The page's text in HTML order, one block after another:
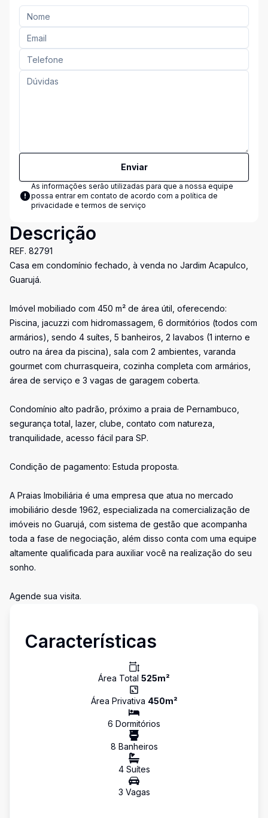
Enviar
As informações serão utilizadas para que a nossa equipe
possa entrar em contato de acordo com a política de
privacidade e termos de serviço
Descrição
REF. 82791
Casa em condomínio fechado, à venda no Jardim Acapulco,
Guarujá.
Imóvel mobiliado com 450 m² de área útil, oferecendo:
Piscina, jacuzzi com hidromassagem, 6 dormitórios (todos com
armários), sendo 4 suítes, 5 banheiros, 2 lavabos (1 interno e
outro na área da piscina), sala com 2 ambientes, varanda
gourmet com churrasqueira, cozinha completa com armários,
área de serviço e 3 vagas de garagem coberta.
Condomínio alto padrão, próximo a praia de Pernambuco,
segurança total, lazer, clube, contato com natureza,
tranquilidade, acesso fácil para SP.
Condição de pagamento: Estuda proposta.
A Praias Imobiliária é uma empresa que atua no mercado
imobiliário desde 1962, especializada na comercialização de
imóveis no Guarujá, com sistema de gestão que acompanha
toda a fase de negociação, além disso conta com uma equipe
altamente qualificada para auxiliar você na realização do seu
sonho.
Agende sua visita.
Características
Área Total 525m²
Área Privativa 450m²
6 Dormitórios
8 Banheiros
4Suítes
3 Vagas